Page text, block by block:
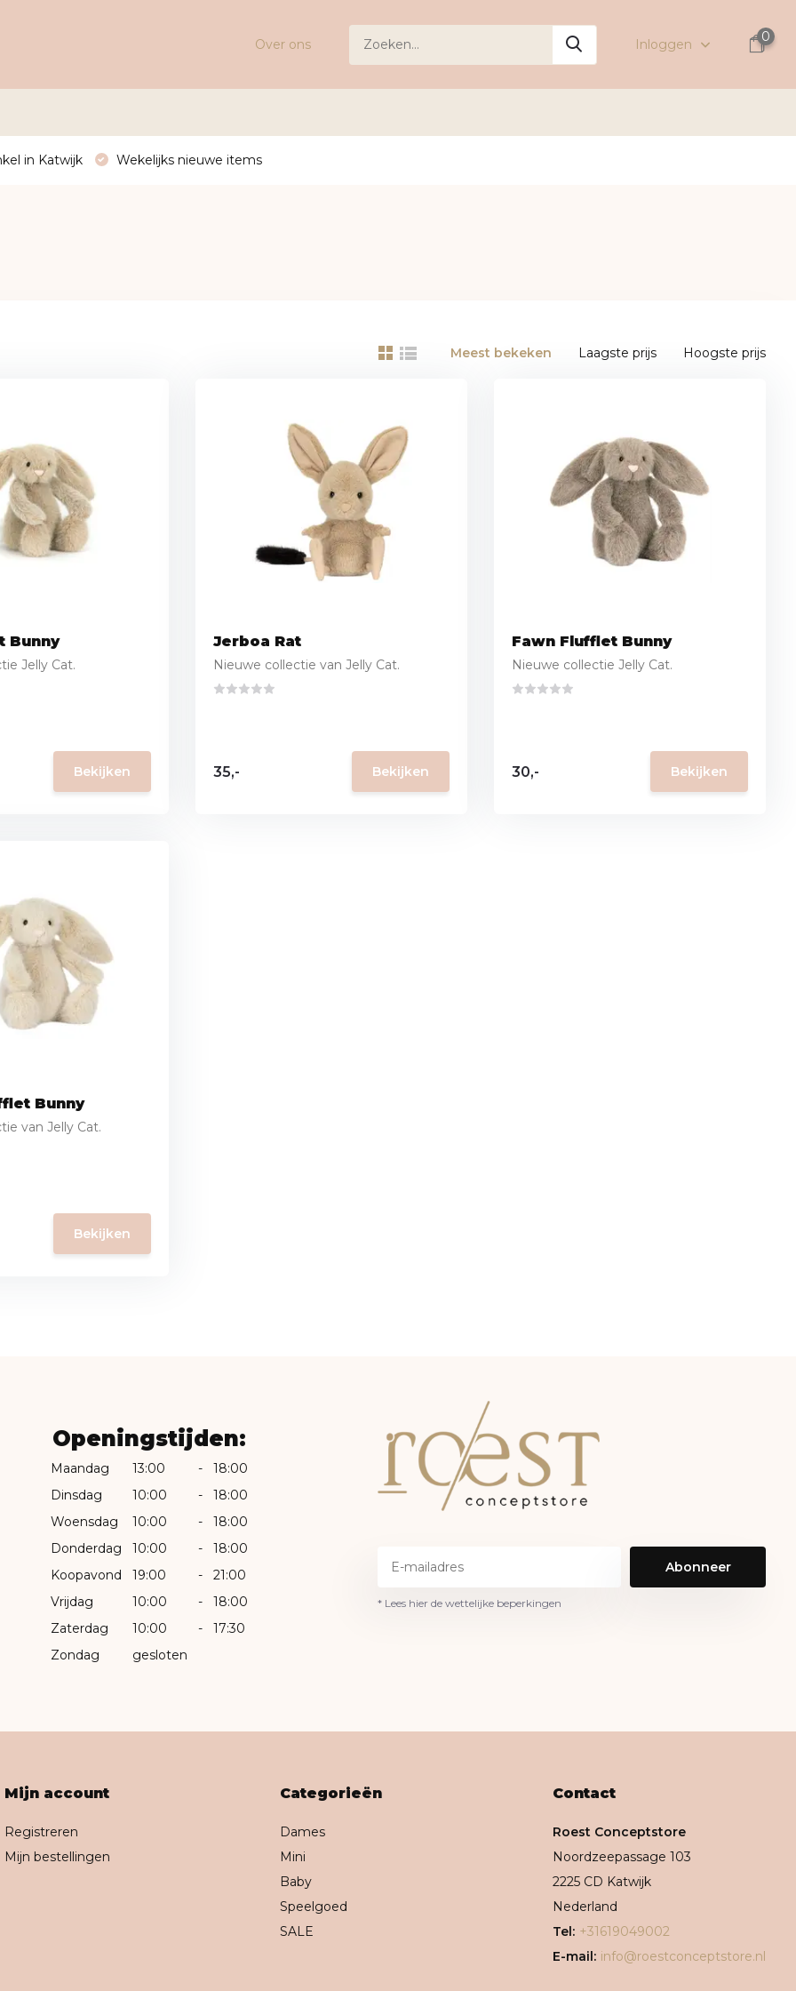
Over ons Inloggen
0
in Katwijk Wekelijks nieuwe items
Meest bekeken Laagste prijs Hoogste prijs
Bunny
Jelly Cat.
Bekijken
Jerboa Rat
Nieuwe collectie van Jelly Cat.
35,- Bekijken
Fawn Flufflet Bunny
Nieuwe collectie Jelly Cat.
30,- Bekijken
Bunny
van Jelly Cat.
Bekijken
Openingstijden:
Maandag 13:00 -
18:00
Dinsdag
10:00 -
18:00
Woensdag
10:00 -
18:00
Donderdag
10:00 -
18:00
Koopavond
19:00 -
21:00
Vrijdag
10:00 -
18:00
Zaterdag
10:00 -
17:30
Zondag
gesloten
Abonneer
* Lees hier de wettelijke beperkingen
Mijn account
Registreren
Mijn bestellingen
Categorieën
Dames
Mini
Baby
Speelgoed
SALE
Contact
Roest Conceptstore
Noordzeepassage 103
2225 CD Katwijk
Nederland
Tel: +31619049002
E-mail: info@roestconceptstore.nl